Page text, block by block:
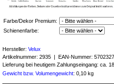
Farbe/Dekor Premium:
Schienenfarbe:
Hersteller: Velux
Artikelnummer: 2935 | EAN-Nummer:
Lieferung bei heutigem Zahlungseingang: ca.
Gewicht bzw. Volumengewicht: 0,10 kg